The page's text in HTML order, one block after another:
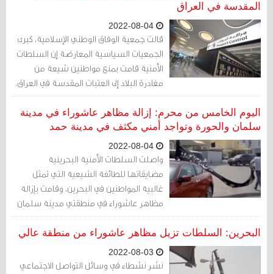
المقدسة في العراق
قالت جمعية الوفاق الوطني الإسلامية، كبرى
الجمعيات السياسية المعارضة إن السلطات
الأمنية قامت بمنع مواطنين شيعة من
مغادرة البلاد إلى العتبات المقدسة في العراق.
اليوم الخامس من محرم: إزالة مظاهر عاشوراء في مدينة
سلمان والحورة وتواجد أمني مكثف في مدينة حمد
واصلت السلطات الأمنية البحرينية
مضايقاتها للطائفة الشيعية التي تمثل
غالبية المواطنين في البحرين، وقامت بإزالة
مظاهر عاشوراء في منطقتي مدينة سلمان
والحورة وفق ما أظهرت مقاطع مصورة
نشرها نشطاء.
البحرين: السلطات تزيل مظاهر عاشوراء من منطقة عالي
نشر نشطاء في وسائل التواصل الاجتماعي